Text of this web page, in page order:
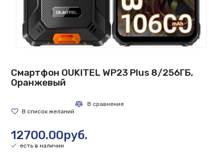
Смартфон OUKITEL WP23 Plus 8/256ГБ,
Оранжевый
12700.00руб.
есть в наличии